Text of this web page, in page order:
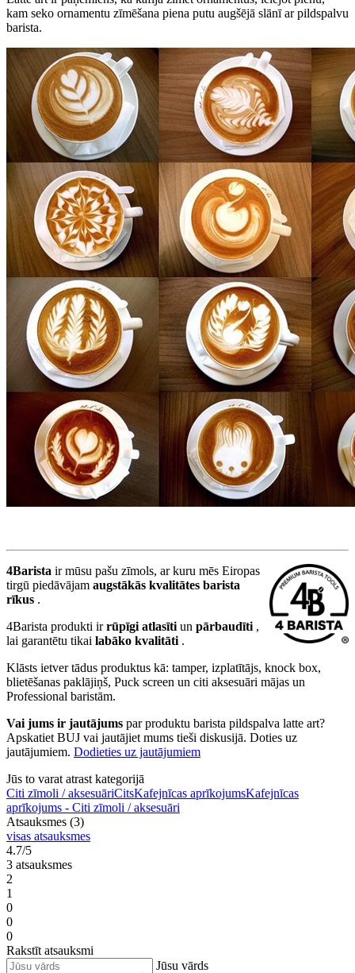
kam seko ornamentu zīmēšana piena putu augšējā slānī ar pildspalvu
barista.
4Barista ir mūsu pašu zīmols, ar kuru mēs Eiropas
tirgū piedāvājam augstākās kvalitātes barista
rīkus .
4Barista produkti irrūpīgi atlasīti un pārbaudīti ,
lai garantētu tikai labāko kvalitāti .
Klāsts ietver tādus produktus kā: tamper, izplatītājs, knock box,
blietēšanas paklājiņš, Puck screen un citi aksesuāri mājas un
Professional baristām.
Vai jums ir jautājums par produktu barista pildspalva latte art?
Apskatiet BUJ vai jautājiet mums tieši diskusijā. Doties uz
jautājumiem. Dodieties uz jautājumiem
Jūs to varat atrast kategorijā
Citi zīmoli / aksesuāriCitsKafejnīcas aprīkojumsKafejnīcas
aprīkojums - Citi zīmoli / aksesuāri
Atsauksmes (3)
visas atsauksmes
4.7/5
3 atsauksmes
2
1
0
0
0
Rakstīt atsauksmi
Jūsu vārds